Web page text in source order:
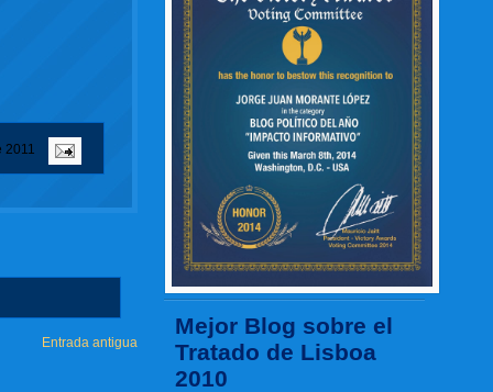
Mejor Blog sobre el
Tratado de Lisboa
2010
2011
Entrada antigua